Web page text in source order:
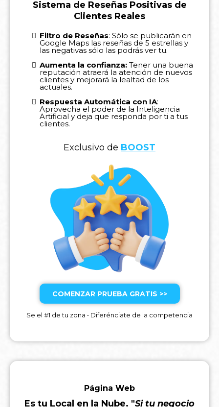
Sistema de Reseñas Positivas de
Clientes Reales
Filtro de Reseñas: Sólo se publicarán en
Google Maps las reseñas de 5 estrellas y
las negativas sólo las podrás ver tu.
Aumenta la confianza: Tener una buena
reputación atraerá la atención de nuevos
clientes y mejorará la lealtad de los
actuales.
Respuesta Automática con IA:
Aprovecha el poder de la Inteligencia
Artificial y deja que responda por ti a tus
clientes.
Exclusivo de BOOST
COMENZAR PRUEBA GRATIS >>
Se el #1 de tu zona • Diferénciate de la competencia
Página Web
Es tu Local en la Nube. "Si tu negocio